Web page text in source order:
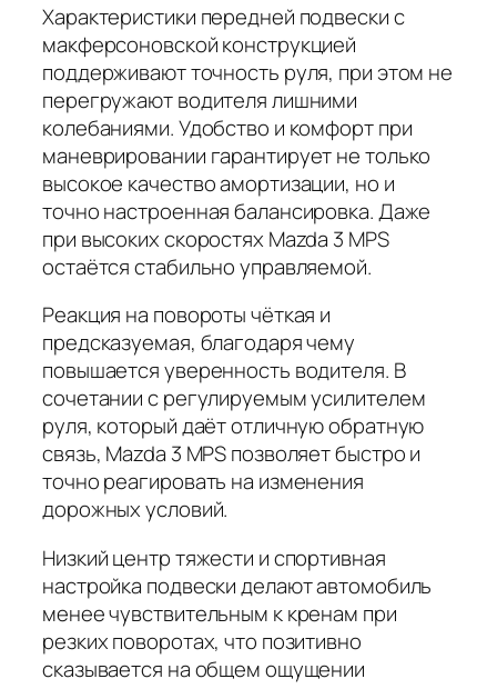
Характеристики передней подвески с
макферсоновской конструкцией
поддерживают точность руля, при этом не
перегружают водителя лишними
колебаниями. Удобство и комфорт при
маневрировании гарантирует не только
высокое качество амортизации, но и
точно настроенная балансировка. Даже
при высоких скоростях Mazda 3 MPS
остаётся стабильно управляемой.
Реакция на повороты чёткая и
предсказуемая, благодаря чему
повышается уверенность водителя. В
сочетании с регулируемым усилителем
руля, который даёт отличную обратную
связь, Mazda 3 MPS позволяет быстро и
точно реагировать на изменения
дорожных условий.
Низкий центр тяжести и спортивная
настройка подвески делают автомобиль
менее чувствительным к кренам при
резких поворотах, что позитивно
сказывается на общем ощущении